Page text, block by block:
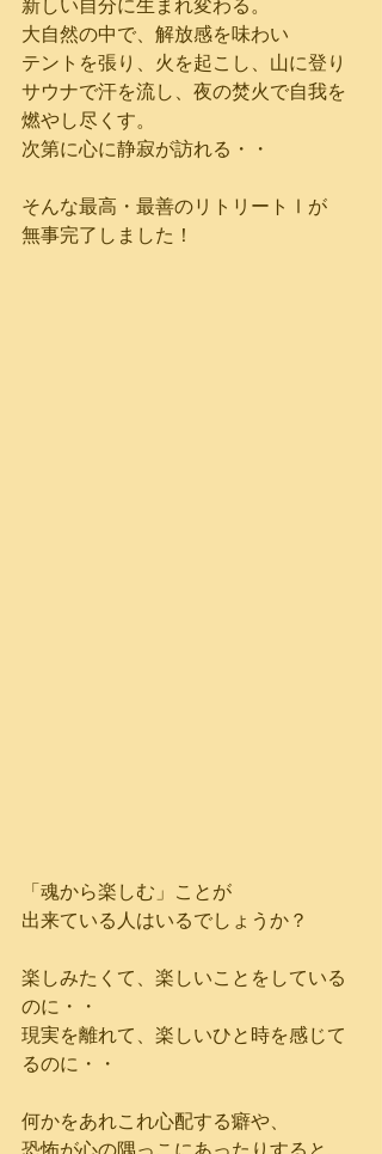
大自然の中で、解放感を味わい
テントを張り、火を起こし、山に登り
サウナで汗を流し、夜の焚火で自我を
燃やし尽くす。
次第に心に静寂が訪れる・・
そんな最高・最善のリトリートⅠが
無事完了しました！
「魂から楽しむ」ことが
出来ている人はいるでしょうか？
楽しみたくて、楽しいことをしている
のに・・
現実を離れて、楽しいひと時を感じて
るのに・・
何かをあれこれ心配する癖や、
恐怖が心の隅っこにあったりすると、